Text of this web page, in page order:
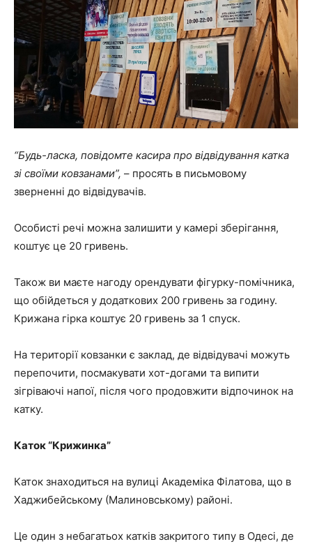
“Будь-ласка, повідомте касира про відвідування катка
зі своїми ковзанами”, – просять в письмовому
зверненні до відвідувачів.
Особисті речі можна залишити у камері зберігання,
коштує це 20 гривень.
Також ви маєте нагоду орендувати фігурку-помічника,
що обійдеться у додаткових 200 гривень за годину.
Крижана гірка коштує 20 гривень за 1 спуск.
На території ковзанки є заклад, де відвідувачі можуть
перепочити, посмакувати хот-догами та випити
зігріваючі напої, після чого продовжити відпочинок на
катку.
Каток “Крижинка”
Каток знаходиться на вулиці Академіка Філатова, що в
Хаджибейському (Малиновському) районі.
Це один з небагатьох катків закритого типу в Одесі, де